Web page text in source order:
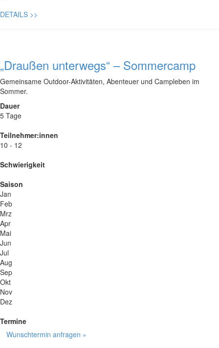
DETAILS >>
„Draußen unterwegs“ – Sommercamp
Gemeinsame Outdoor-Aktivitäten, Abenteuer und Campleben im
Sommer.
Dauer
5 Tage
Teilnehmer:innen
10 - 12
Schwierigkeit
Saison
Jan
Feb
Mrz
Apr
Mai
Jun
Jul
Aug
Sep
Okt
Nov
Dez
Termine
Wunschtermin anfragen »